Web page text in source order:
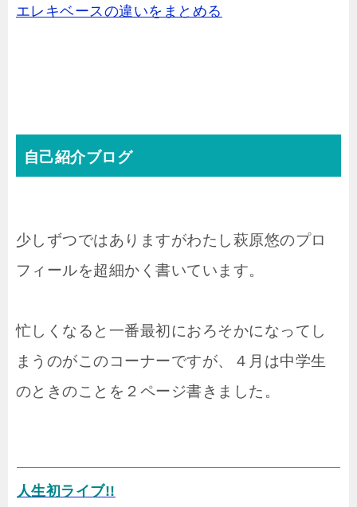
エレキベースの違いをまとめる
自己紹介ブログ
少しずつではありますがわたし萩原悠のプロ
フィールを超細かく書いています。
忙しくなると一番最初におろそかになってし
まうのがこのコーナーですが、４月は中学生
のときのことを２ページ書きました。
人生初ライブ!!